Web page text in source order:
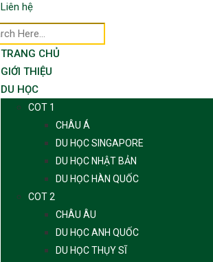
Liên hệ
TRANG CHỦ
GIỚI THIỆU
DU HỌC
COT 1
CHÂU Á
DU HỌC SINGAPORE
DU HỌC NHẬT BẢN
DU HỌC HÀN QUỐC
COT 2
CHÂU ÂU
DU HỌC ANH QUỐC
DU HỌC THỤY SĨ